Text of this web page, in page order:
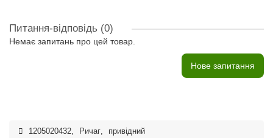
Питання-відповідь (0)
Немає запитань про цей товар.
Нове запитання
1205020432, Ричаг, привідний